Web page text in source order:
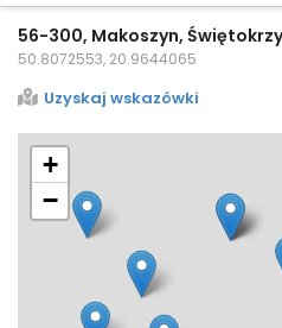
56-300, Makoszyn,
50.8072553, 20.9644065
Uzyskaj wskazówki
+
−